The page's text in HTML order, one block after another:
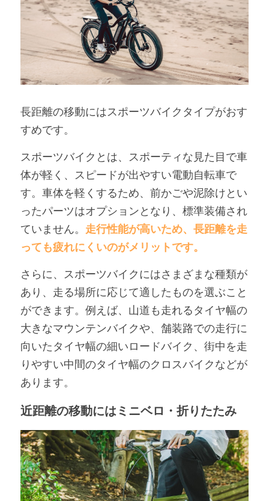
長距離の移動にはスポーツバイクタイプがおす
すめです。
スポーツバイクとは、スポーティな見た目で車
体が軽く、スピードが出やすい電動自転車で
す。車体を軽くするため、前かごや泥除けとい
ったパーツはオプションとなり、標準装備され
ていません。 走行性能が高いため、長距離を走
っても疲れにくいのがメリットです。
さらに、スポーツバイクにはさまざまな種類が
あり、走る場所に応じて適したものを選ぶこと
ができます。例えば、山道も走れるタイヤ幅の
大きなマウンテンバイクや、舗装路での走行に
向いたタイヤ幅の細いロードバイク、街中を走
りやすい中間のタイヤ幅のクロスバイクなどが
あります。
近距離の移動にはミニベロ・折りたたみ